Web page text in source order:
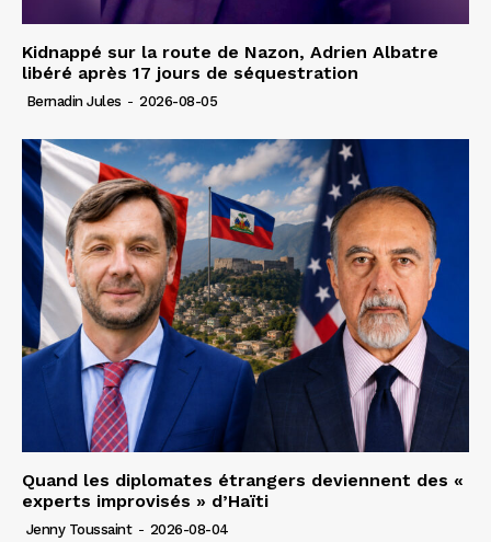
Kidnappé sur la route de Nazon, Adrien Albatre
libéré après 17 jours de séquestration
Bernadin Jules - 2026-08-05
Quand les diplomates étrangers deviennent des «
experts improvisés » d’Haïti
Jenny Toussaint - 2026-08-04